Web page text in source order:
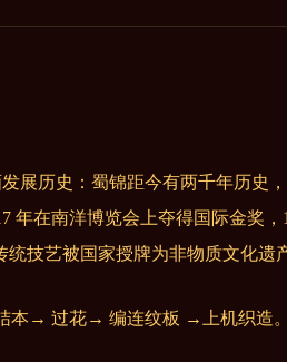
展历史： 蜀锦距今有两千年历史
年在南洋博览会上夺得国际金奖，
统技艺被国家授牌为非物质文化遗
→ 过花→ 编连纹板 →上机织造。